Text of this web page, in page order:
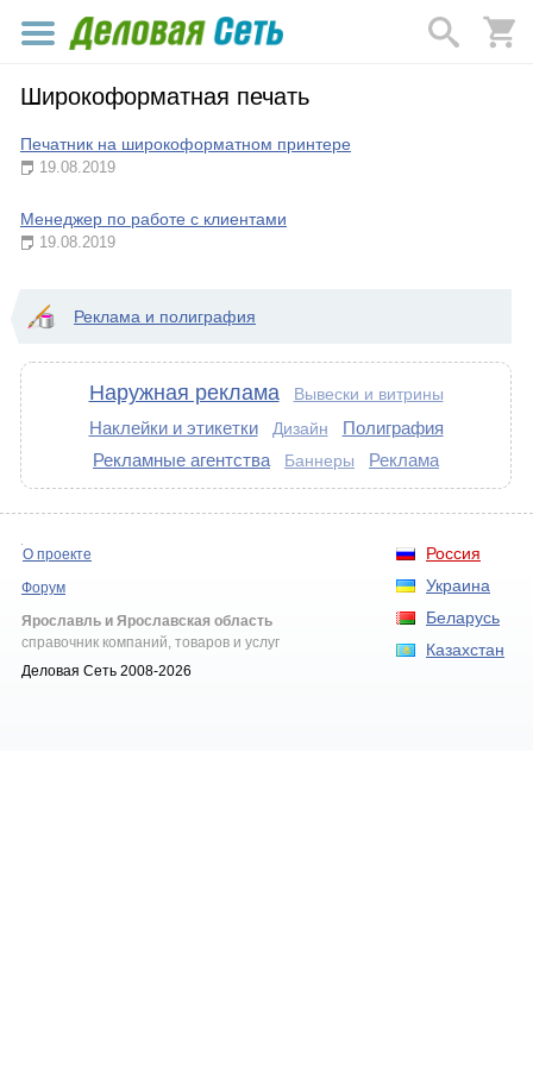
Широкоформатная печать
Печатник на широкоформатном принтере
19.08.2019
Менеджер по работе с клиентами
19.08.2019
Реклама и полиграфия
Наружная реклама Вывески и витрины
Наклейки и этикетки Дизайн
Полиграфия
Рекламные агентства
Баннеры Реклама
Россия
Украина
Беларусь
Казахстан
О проекте
Форум
Ярославль и Ярославская область
справочник компаний, товаров и услуг
Деловая Сеть 2008-2026